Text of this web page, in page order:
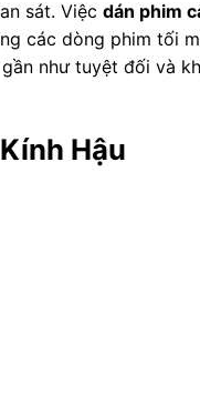
sát. Việc dán phim
các dòng phim tối
như tuyệt đối và
Hậu